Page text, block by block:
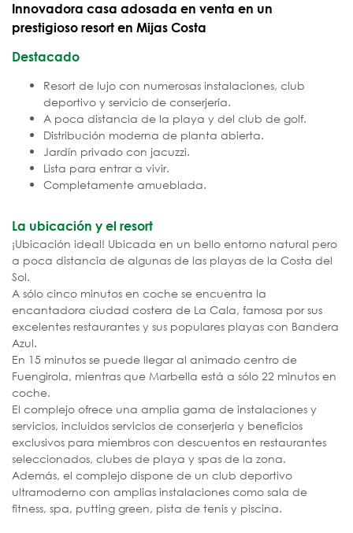
Innovadora casa adosada en venta en un
prestigioso resort en Mijas Costa
Destacado
Resort de lujo con numerosas instalaciones, club
deportivo y servicio de conserjería.
A poca distancia de la playa y del club de golf.
Distribución moderna de planta abierta.
Jardín privado con jacuzzi.
Lista para entrar a vivir.
Completamente amueblada.
La ubicación y el resort
¡Ubicación ideal! Ubicada en un bello entorno natural pero
a poca distancia de algunas de las playas de la Costa del
Sol.
A sólo cinco minutos en coche se encuentra la
encantadora ciudad costera de La Cala, famosa por sus
excelentes restaurantes y sus populares playas con Bandera
Azul.
En 15 minutos se puede llegar al animado centro de
Fuengirola, mientras que Marbella está a sólo 22 minutos en
coche.
El complejo ofrece una amplia gama de instalaciones y
servicios, incluidos servicios de conserjería y beneficios
exclusivos para miembros con descuentos en restaurantes
seleccionados, clubes de playa y spas de la zona.
Además, el complejo dispone de un club deportivo
ultramoderno con amplias instalaciones como sala de
fitness, spa, putting green, pista de tenis y piscina.